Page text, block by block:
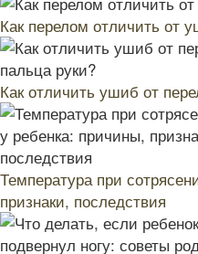
Как перелом отличить от
Как отличить ушиб от
Температура при
признаки, последствия